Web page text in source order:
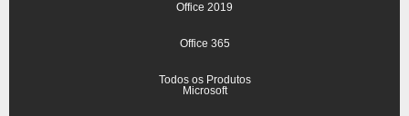
Office 2019
Office 365
Todos os Produtos
Microsoft